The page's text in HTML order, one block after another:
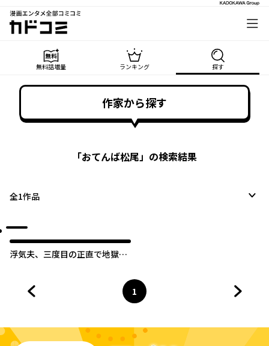
漫画エンタメ全部コミコミ
カドコミ
無料話増量 ランキング 探す
作家から探す
「おてんば松尾」の検索結果
全1作品
浮気夫、三度目の正直で地獄行
ページ
1
へ